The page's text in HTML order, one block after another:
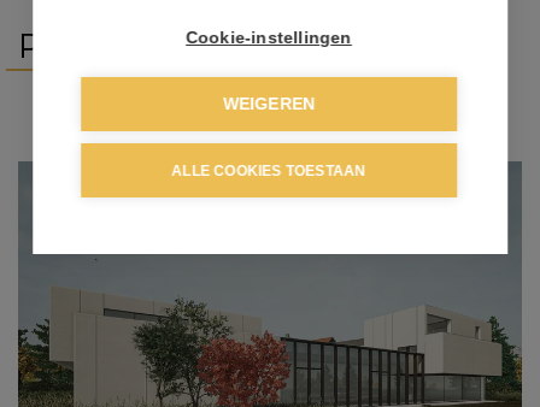
PRIJS VANAF € 225 000
Cookie-instellingen
WEIGEREN
ALLE COOKIES TOESTAAN